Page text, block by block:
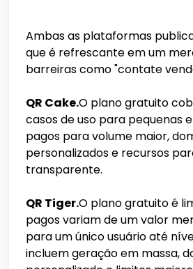
Ambas as plataformas
que é refrescante em um
barreiras como "contate
QR Cake.O plano gratuito
casos de uso para pequenas
pagos para volume maior,
personalizados e recursos
transparente.
QR Tiger.O plano gratuito é
pagos variam de um valor
para um único usuário até
incluem geração em massa,